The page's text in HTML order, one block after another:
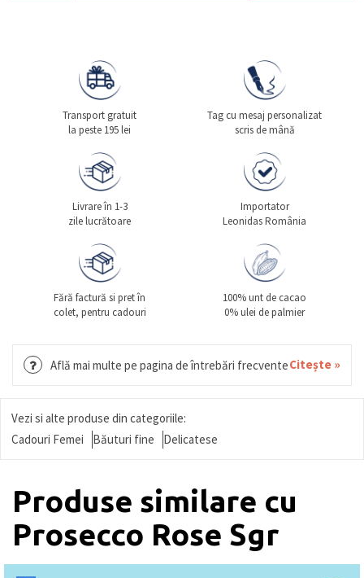
Transport gratuit
la peste 195 lei
Tag cu mesaj personalizat
scris de mână
Livrare în 1-3
zile lucrătoare
Importator
Leonidas România
Fără factură si pret în
colet, pentru cadouri
100% unt de cacao
0% ulei de palmier
Află mai multe pe pagina de întrebări frecventeCitește »
Vezi si alte produse din categoriile:
Cadouri Femei
Băuturi fine Delicatese
Produse similare cu
Prosecco Rose Sgr